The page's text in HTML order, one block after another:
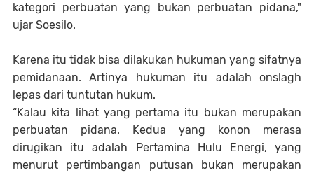
kategori perbuatan yang bukan perbuatan pidana,"
ujar Soesilo.
Karena itu tidak bisa dilakukan hukuman yang sifatnya
pemidanaan. Artinya hukuman itu adalah onslagh
lepas dari tuntutan hukum.
“Kalau kita lihat yang pertama itu bukan merupakan
perbuatan pidana. Kedua yang konon merasa
dirugikan itu adalah Pertamina Hulu Energi, yang
menurut pertimbangan putusan bukan merupakan